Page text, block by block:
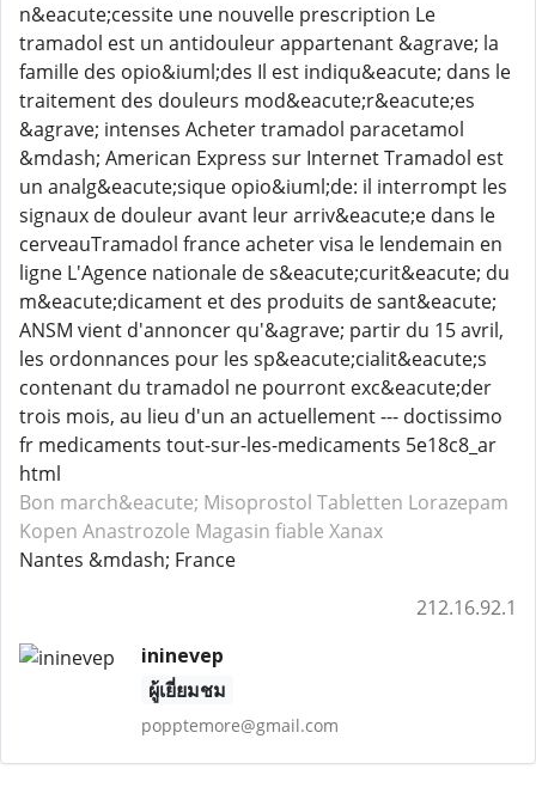
n&eacute;cessite une nouvelle prescription Le
tramadol est un antidouleur appartenant &agrave; la
famille des opio&iuml;des Il est indiqu&eacute; dans le
traitement des douleurs mod&eacute;r&eacute;es
&agrave; intenses Acheter tramadol paracetamol
&mdash; American Express sur Internet Tramadol est
un analg&eacute;sique opio&iuml;de: il interrompt les
signaux de douleur avant leur arriv&eacute;e dans le
cerveauTramadol france acheter visa le lendemain en
ligne L'Agence nationale de s&eacute;curit&eacute; du
m&eacute;dicament et des produits de sant&eacute;
ANSM vient d'annoncer qu'&agrave; partir du 15 avril,
les ordonnances pour les sp&eacute;cialit&eacute;s
contenant du tramadol ne pourront exc&eacute;der
trois mois, au lieu d'un an actuellement --- doctissimo
fr medicaments tout-sur-les-medicaments 5e18c8_ar
html
Bon march&eacute; Misoprostol Tabletten Lorazepam
Kopen Anastrozole Magasin fiable Xanax
Nantes &mdash; France
212.16.92.1
ininevep
ผู้เยี่ยมชม
popptemore@gmail.com